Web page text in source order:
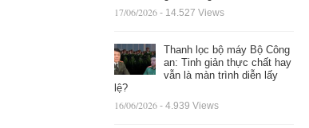
17/06/2026 - 14.527 Views
Thanh lọc bộ máy Bộ Công
an: Tinh giản thực chất hay
vẫn là màn trình diễn lấy
lệ?
16/06/2026 - 4.939 Views